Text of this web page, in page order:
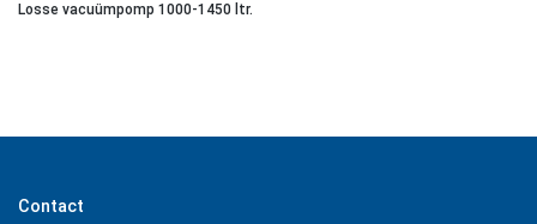
Losse vacuümpomp 1000-1450 ltr.
Contact